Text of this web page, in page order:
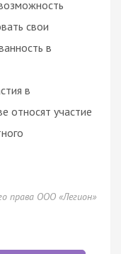
свои
в
в
относят участие
права ООО «Легион»